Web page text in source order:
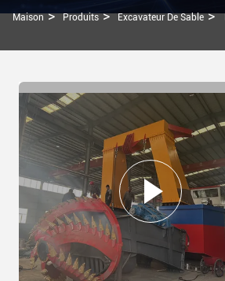
Maison > Produits > Excavateur De Sable >